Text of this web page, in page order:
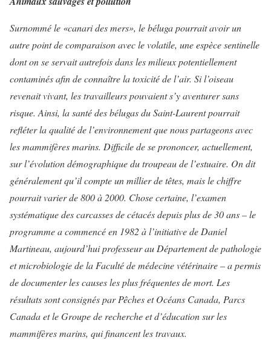
Surnommé le «canari des mers», le béluga pourrait avoir un
autre point de comparaison avec le vo­latile, une espèce sentinelle
dont on se servait autrefois dans les mi­lieux potentiellement
contaminés afin de connaître la toxicité de l’air. Si l’oiseau
revenait vivant, les travailleurs pouvaient s’y aventu­rer sans
risque. Ainsi, la santé des bélugas du Saint-Laurent pourrait
refléter la qualité de l’environne­ment que nous partageons avec
les mammifères marins. Difficile de se prononcer, ac­tuellement,
sur l’évolution démo­graphique du troupeau de l’es­tuaire. On dit
généralement qu’il compte un millier de têtes, mais le chiffre
pourrait varier de 800 à 2000. Chose certaine, l’examen
systématique des carcasses de cé­tacés depuis plus de 30 ans – le
programme a commencé en 1982 à l’initiative de Daniel
Martineau, aujourd’hui professeur au Dépar­tement de pathologie
et microbio­logie de la Faculté de médecine vé­térinaire – a permis
de documenter les causes les plus fréquentes de mort. Les
résultats sont consignés par Pêches et Océans Canada, Parcs
Canada et le Groupe de recherche et d’éducation sur les
mammifères marins, qui financent les travaux.